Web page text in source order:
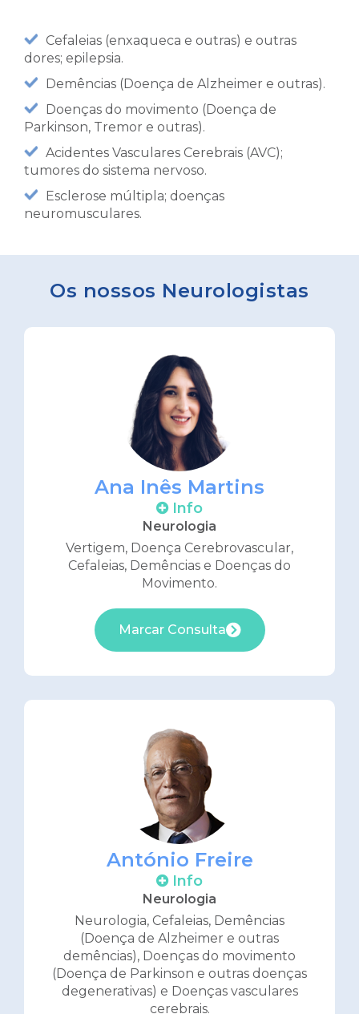
Cefaleias (enxaqueca e outras) e outras
dores; epilepsia.
Demências (Doença de Alzheimer e outras).
Doenças do movimento (Doença de
Parkinson, Tremor e outras).
Acidentes Vasculares Cerebrais (AVC);
tumores do sistema nervoso.
Esclerose múltipla; doenças
neuromusculares.
Os nossos Neurologistas
Ana Inês Martins
Info
Neurologia
Vertigem, Doença Cerebrovascular,
Cefaleias, Demências e Doenças do
Movimento.
Marcar Consulta
António Freire
Info
Neurologia
Neurologia, Cefaleias, Demências
(Doença de Alzheimer e outras
demências), Doenças do movimento
(Doença de Parkinson e outras doenças
degenerativas) e Doenças vasculares
cerebrais.